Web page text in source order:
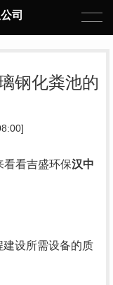
司
钢化粪池的
看看吉盛环保汉中
设所需设备的质